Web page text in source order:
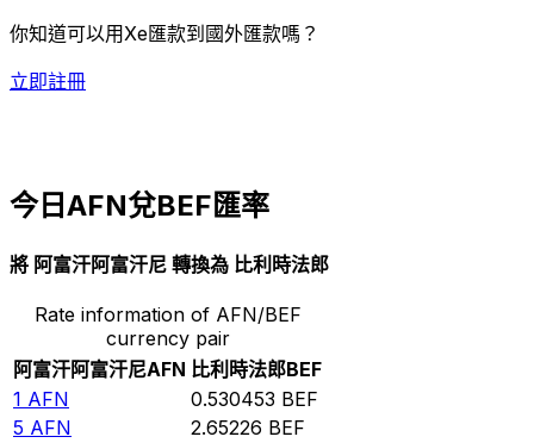
你知道可以用Xe匯款到國外匯款嗎？
立即註冊
今日AFN兌BEF匯率
將 阿富汗阿富汗尼 轉換為 比利時法郎
Rate information of AFN/BEF
currency pair
阿富汗阿富汗尼AFN 比利時法郎BEF
1 AFN 0.530453 BEF
5 AFN 2.65226 BEF